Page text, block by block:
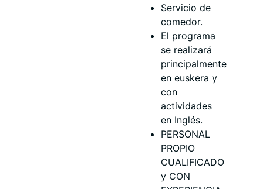
Servicio de
comedor.
El programa
se realizará
principalmente
en euskera y
con
actividades
en Inglés.
PERSONAL
PROPIO
CUALIFICADO
y CON